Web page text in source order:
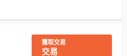
獲取交易
交易